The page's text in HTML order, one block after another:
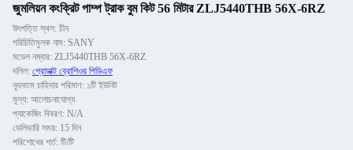
জুমলিয়ন কংক্রিট পাম্প ট্রাক বুম কিট 56 মিটার ZLJ5440THB 56X-6RZ
উৎপত্তি স্থল: চীন
পরিচিতিমুলক নাম: SANY
মডেল নম্বার: ZLJ5440THB 56X-6RZ
দলিল: প্রোডাক্ট ব্রোশিওর পিডিএফ
ন্যূনতম চাহিদার পরিমাণ: ১টি ইউনিট
মূল্য: আলোচনাযোগ্য
প্যাকেজিং বিবরণ: N/A
ডেলিভারি সময়: 15 দিন
পরিশোধের শর্ত: টি/টি